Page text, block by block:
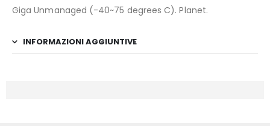
Giga Unmanaged (-40~75 degrees C). Planet.
INFORMAZIONI AGGIUNTIVE